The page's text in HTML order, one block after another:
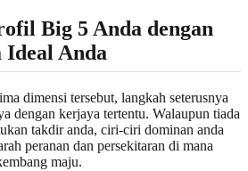
Big 5 Anda dengan
Anda
dimensi tersebut, langkah seterusnya
dengan kerjaya tertentu. Walaupun tiada
takdir anda, ciri-ciri dominan anda
peranan dan persekitaran di mana
maju.